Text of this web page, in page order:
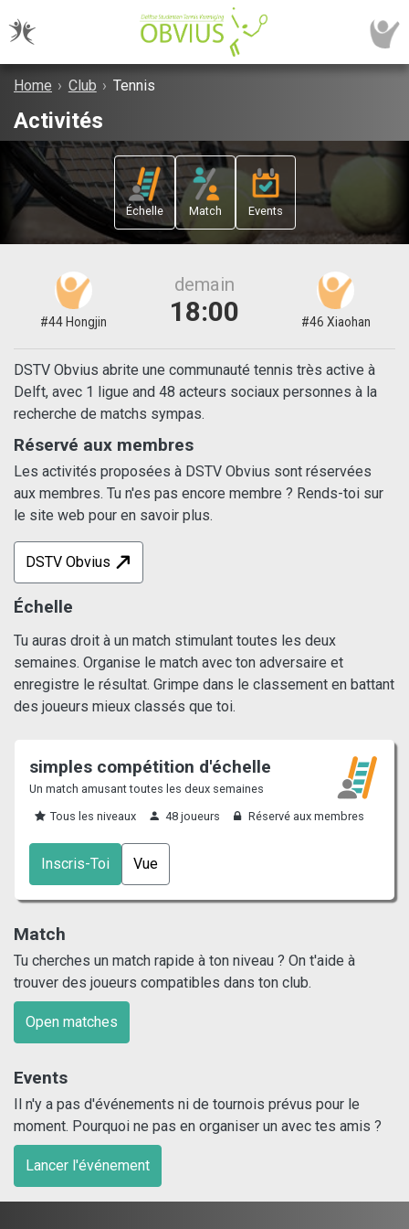
Home › Club › Tennis
Activités
Échelle Match Events
#44 Hongjin
demain
18:00 #46 Xiaohan
DSTV Obvius abrite une communauté tennis très active à
Delft, avec 1 ligue and 48 acteurs sociaux personnes à la
recherche de matchs sympas.
Réservé aux membres
Les activités proposées à DSTV Obvius sont réservées
aux membres. Tu n'es pas encore membre ? Rends-toi sur
le site web pour en savoir plus.
DSTV Obvius
Échelle
Tu auras droit à un match stimulant toutes les deux
semaines. Organise le match avec ton adversaire et
enregistre le résultat. Grimpe dans le classement en battant
des joueurs mieux classés que toi.
simples compétition d'échelle
Un match amusant toutes les deux semaines
Tous les niveaux
48 joueurs Réservé aux membres
Inscris-Toi Vue
Match
Tu cherches un match rapide à ton niveau ? On t'aide à
trouver des joueurs compatibles dans ton club.
Open matches
Events
Il n'y a pas d'événements ni de tournois prévus pour le
moment. Pourquoi ne pas en organiser un avec tes amis ?
Lancer l'événement